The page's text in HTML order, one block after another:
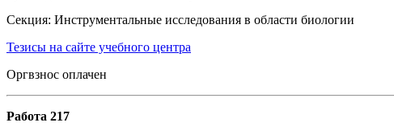
Секция: Инструментальные исследования в области биологии
Тезисы на сайте учебного центра
Оргвзнос оплачен
Работа 217